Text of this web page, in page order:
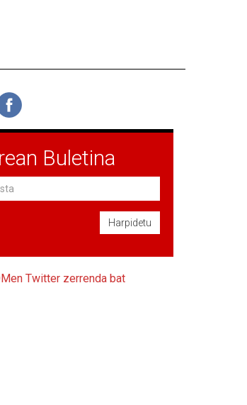
Buletina
Harpidetu
Twitter zerrenda bat